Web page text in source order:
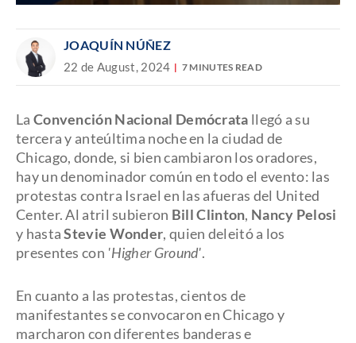
JOAQUÍN NÚÑEZ
22 de August, 2024 7 MINUTES READ
La Convención Nacional Demócrata llegó a su
tercera y anteúltima noche en la ciudad de
Chicago, donde, si bien cambiaron los oradores,
hay un denominador común en todo el evento: las
protestas contra Israel en las afueras del United
Center. Al atril subieron Bill Clinton, Nancy Pelosi
y hastaStevie Wonder, quien deleitó a los
presentes con 'Higher Ground'.
En cuanto a las protestas, cientos de
manifestantes se convocaron en Chicago y
marcharon con diferentes banderas e